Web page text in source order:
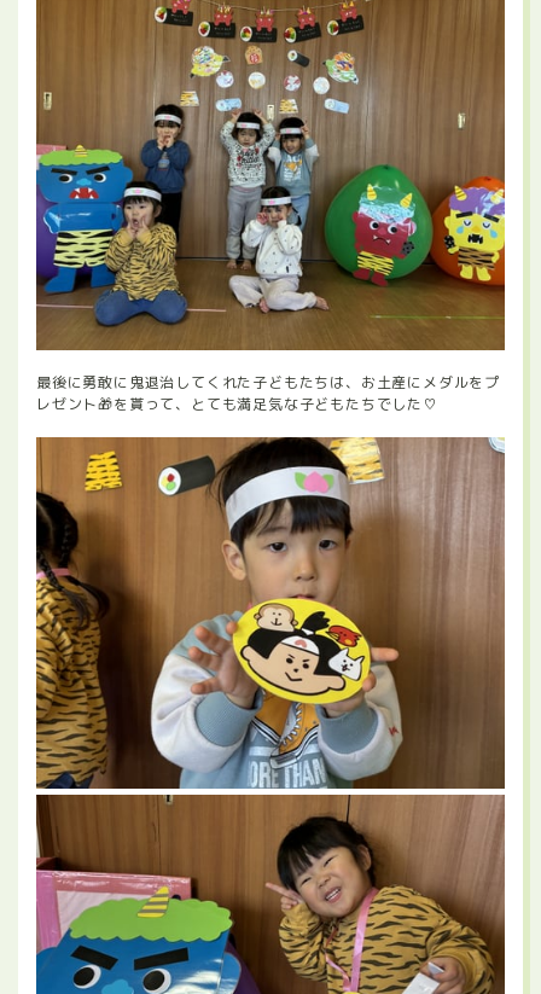
最後に勇敢に鬼退治してくれた子どもたちは、お土産にメダルをプ
レゼント🎁を貰って、とても満足気な子どもたちでした♡